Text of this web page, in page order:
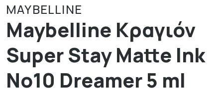
MAYBELLINE
Maybelline Κραγιόν
Super Stay Matte Ink
No10 Dreamer 5 ml